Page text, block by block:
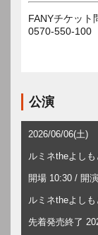
FANYチケット
0570-550-100
公演
2026/06/06(土)
ルミネtheよし
開場 10:30 / 開
ルミネtheよし
先着発売終了